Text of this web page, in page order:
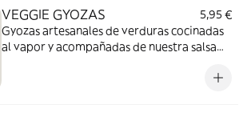
VEGGIE GYOZAS
5,95 €
Gyozas artesanales de verduras cocinadas
al vapor y acompañadas de nuestra salsa